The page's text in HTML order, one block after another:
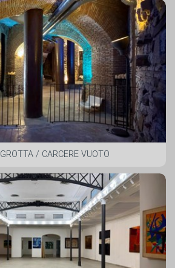
GROTTA / CARCERE VUOTO